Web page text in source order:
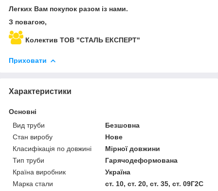
Легких Вам покупок разом із нами.
З повагою,
Колектив ТОВ "СТАЛЬ ЕКСПЕРТ"
Приховати
Характеристики
Основні
Вид труби
Безшовна
Стан виробу
Нове
Класифікація по довжині
Мірної довжини
Тип труби
Гарячодеформована
Країна виробник
Україна
Марка стали
ст. 10, ст. 20, ст. 35, ст. 09Г2С